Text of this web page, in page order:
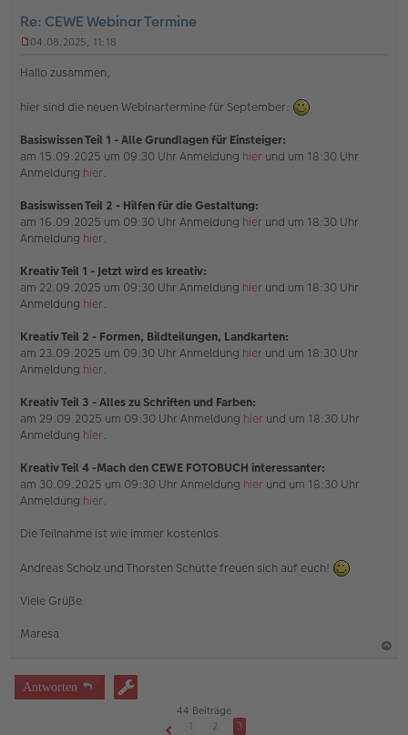
n
e
Re: CEWE Webinar Termine
g
l
e
n
e
B
i
t
a
g
04.08.2025, 11:18
Hallo zusammen,
hier sind die neuen Webinartermine für September:
Basiswissen Teil 1 - Alle Grundlagen für Einsteiger:
am 15.09.2025 um 09:30 Uhr Anmeldung hier und um 18:30 Uhr
Anmeldung hier.
Basiswissen Teil 2 - Hilfen für die Gestaltung:
am 16.09.2025 um 09:30 Uhr Anmeldung hier und um 18:30 Uhr
Anmeldung hier.
Kreativ Teil 1 - Jetzt wird es kreativ:
am 22.09.2025 um 09:30 Uhr Anmeldung hier und um 18:30 Uhr
Anmeldung hier.
Kreativ Teil 2 - Formen, Bildteilungen, Landkarten:
am 23.09.2025 um 09:30 Uhr Anmeldung hier und um 18:30 Uhr
Anmeldung hier.
Kreativ Teil 3 - Alles zu Schriften und Farben:
am 29.09.2025 um 09:30 Uhr Anmeldung hier und um 18:30 Uhr
Anmeldung hier.
Kreativ Teil 4 -Mach den CEWE FOTOBUCH interessanter:
am 30.09.2025 um 09:30 Uhr Anmeldung hier und um 18:30 Uhr
Anmeldung hier.
Die Teilnahme ist wie immer kostenlos.
Andreas Scholz und Thorsten Schütte freuen sich auf euch!
Viele Grüße
Maresa
Antworten
44 Beiträge
1 2 3